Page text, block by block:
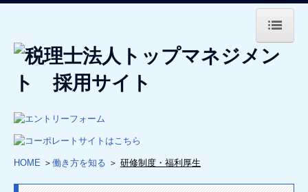
HOME
会社を知る
代表挨拶
HOME ＞ 働き方を知る ＞ 研修制度・福利厚生